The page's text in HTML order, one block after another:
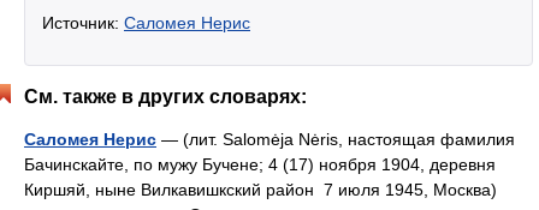
Источник: Саломея Нерис
См. также в других словарях:
Саломея Нерис — (лит. Salomėja Nėris, настоящая фамилия
Бачинскайте, по мужу Бучене; 4 (17) ноября 1904, деревня
Киршяй, ныне Вилкавишкский район 7 июля 1945, Москва)